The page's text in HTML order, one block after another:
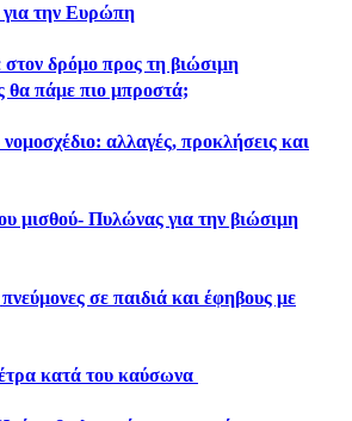
για την Ευρώπη
δρόμο προς τη βιώσιμη
θα πάμε πιο μπροστά;
αλλαγές, προκλήσεις και
μισθού- Πυλώνας για την βιώσιμη
σε παιδιά και έφηβους με
κατά του καύσωνα